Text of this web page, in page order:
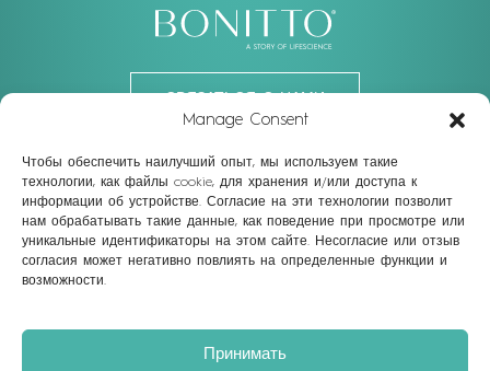
Manage Consent
Чтобы обеспечить наилучший опыт, мы используем такие
технологии, как файлы cookie, для хранения и/или доступа к
информации об устройстве. Согласие на эти технологии позволит
нам обрабатывать такие данные, как поведение при просмотре или
уникальные идентификаторы на этом сайте. Несогласие или отзыв
согласия может негативно повлиять на определенные функции и
возможности.
Принимать
СВЯЗАТЬСЯ С НАМИ
ИЛИ ПОДПИШИТЕСЬ НА НАС
Dubai: 701, Damac Smart Heights, Tecom, Dubai UAE
Copyright © Beauty Revolution Trading LLC.